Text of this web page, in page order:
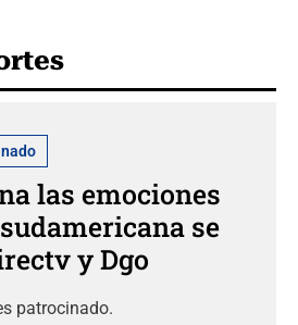
las emociones
se
y Dgo
patrocinado.